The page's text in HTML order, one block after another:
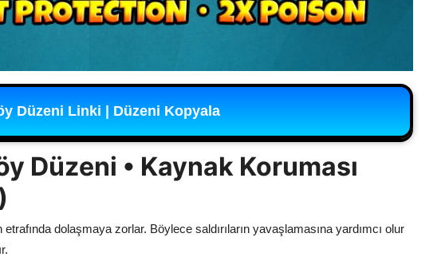
Düzeni Linki | Düzeni Kopyala
Düzeni • Kaynak Koruması
dolaşmaya zorlar. Böylece saldırıların yavaşlamasına yardımcı olur